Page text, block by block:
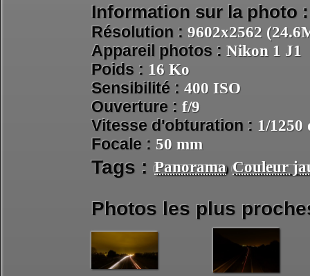
Information sur la photo :
Résolution : 9602x2562
Appareil photos : Nikon 1 J1
Poids : 16 Ko
Sensibilité : 400 ISO
Ouverture : f/9
Vitesse d'obturation : 1/1250
Focale : 50 mm
Tags : Panorama Couleur
Photos les plus